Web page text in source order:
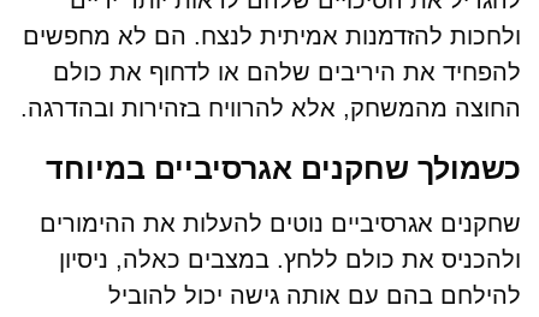
ולחכות להזדמנות אמיתית לנצח. הם לא מחפשים
להפחיד את היריבים שלהם או לדחוף את כולם
החוצה מהמשחק, אלא להרוויח בזהירות ובהדרגה.
כשמולך שחקנים אגרסיביים במיוחד
שחקנים אגרסיביים נוטים להעלות את ההימורים
ולהכניס את כולם ללחץ. במצבים כאלה, ניסיון
להילחם בהם עם אותה גישה יכול להוביל